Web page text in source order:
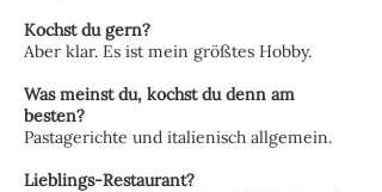
Kochst du gern?
Aber klar. Es ist mein größtes Hobby.
Was meinst du, kochst du denn am
besten?
Pastagerichte und italienisch allgemein.
Lieblings-Restaurant?